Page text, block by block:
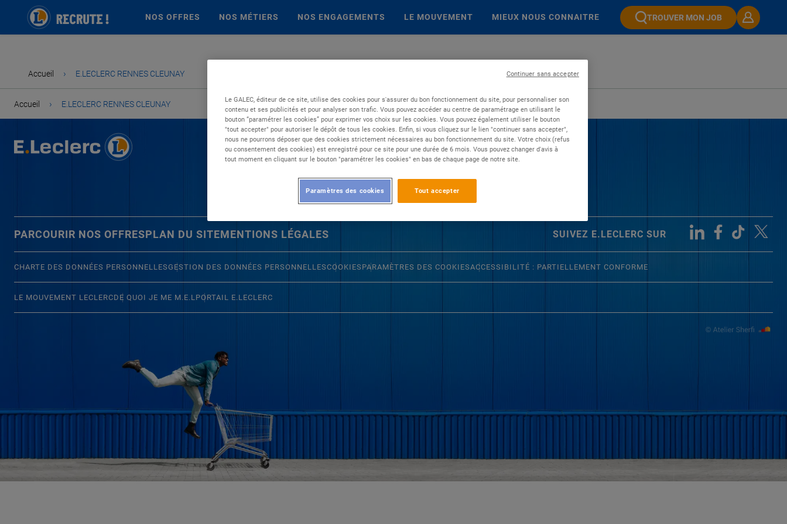
NOS OFFRES NOS MÉTIERS NOS ENGAGEMENTS LE MOUVEMENT MIEUX NOUS CONNAITRE TROUVER MON JOB
Accueil › E.LECLERC RENNES CLEUNAY
Accueil › E.LECLERC RENNES CLEUNAY
PARCOURIR NOS OFFRESPLAN DU SITEMENTIONS LÉGALES SUIVEZ E.LECLERC SUR
CHARTE DES DONNÉES PERSONNELLESGESTION DES DONNÉES PERSONNELLESCOOKIES PARAMÈTRES DES COOKIESACCESSIBILITÉ : PARTIELLEMENT CONFORME
LE MOUVEMENT LECLERCDE QUOI JE ME M.E.LPORTAIL E.LECLERC
Le GALEC, éditeur de ce site, utilise des cookies pour s'assurer du bon fonctionnement du site, pour personnaliser son
contenu et ses publicités et pour analyser son trafic. Vous pouvez accéder au centre de paramétrage en utilisant le
bouton “paramétrer les cookies” pour exprimer vos choix sur les cookies. Vous pouvez également utiliser le bouton
"tout accepter" pour autoriser le dépôt de tous les cookies. Enfin, si vous cliquez sur le lien "continuer sans accepter",
nous ne pourrons déposer que des cookies strictement nécessaires au bon fonctionnement du site. Votre choix (refus
ou consentement des cookies) est enregistré pour ce site pour une durée de 6 mois. Vous pouvez changer d'avis à
tout moment en cliquant sur le bouton "paramétrer les cookies" en bas de chaque page de notre site.
Tout accepter
Paramètres des cookies
Continuer sans accepter